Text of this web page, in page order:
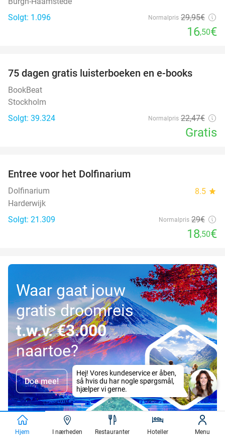
Solgt: 1.096
Normalpris 29,95€
16,50€
75 dagen gratis luisterboeken en e-books
BookBeat
Stockholm
Solgt: 39.324
Normalpris 22,47€
Gratis
Entree voor het Dolfinarium
Dolfinarium 8.5 star
Harderwijk
Solgt: 21.309
Normalpris 29€
18,50€
Waar gaat jouw
gratis droomreis
t.w.v. €3.000
naartoe?
Doe mee!
Hjem I nærheden Restauranter Hoteller Menu